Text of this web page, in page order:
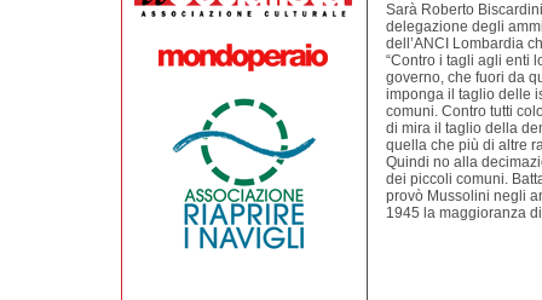
Sarà Roberto
delegazione degli
dell’ANCI Lombardia
“Contro i tagli agli enti
governo, che fuori da
imponga il taglio delle
comuni. Contro tutti
di mira il taglio della
quella che più di altre
Quindi no alla
dei piccoli comuni.
provò Mussolini negli
1945 la maggioranza